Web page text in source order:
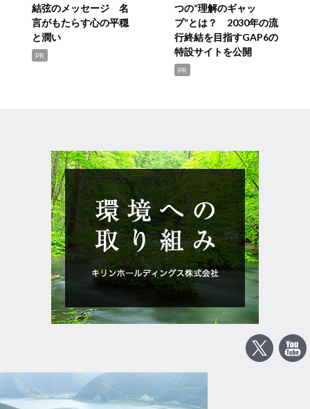
結弦のメッセージ 名
言がもたらす心の平穏
と潤い
PR
つの“理解のギャッ
プ”とは？ 2030年の流
行終結を目指すGAP6の
特設サイトを公開
PR